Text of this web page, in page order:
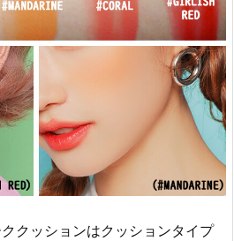
クッションはクッションタイプ